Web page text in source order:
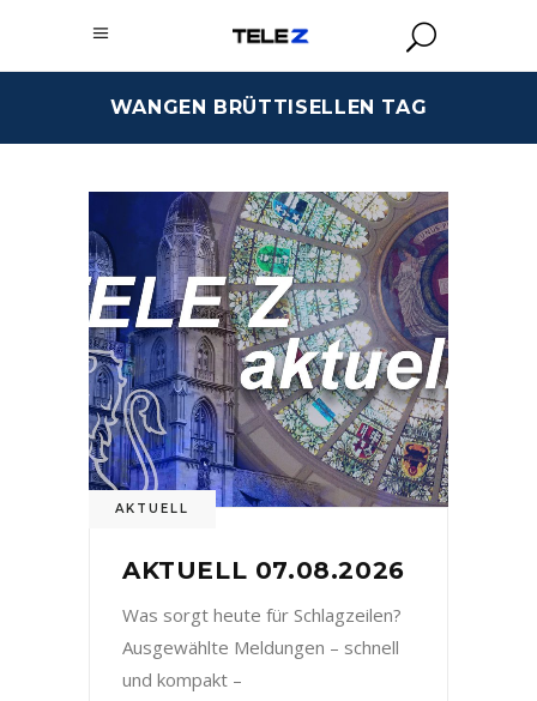
WANGEN BRÜTTISELLEN TAG
AKTUELL
AKTUELL 07.08.2026
Was sorgt heute für Schlagzeilen?
Ausgewählte Meldungen – schnell
und kompakt –